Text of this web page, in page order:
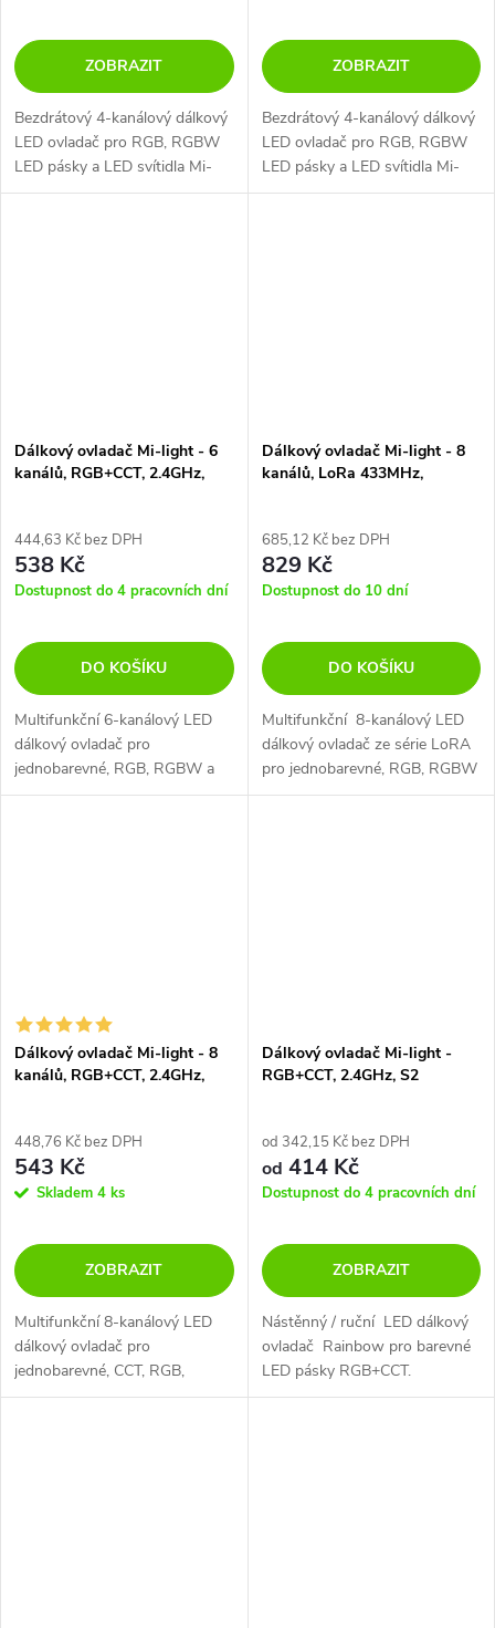
ZOBRAZIT
Bezdrátový 4-kanálový dálkový
LED ovladač pro RGB, RGBW
LED pásky a LED svítidla Mi-
Light.
ZOBRAZIT
Bezdrátový 4-kanálový dálkový
LED ovladač pro RGB, RGBW
LED pásky a LED svítidla Mi-
Light. Ovladač je vybaven plně
Dálkový ovladač Mi-light - 6
kanálů, RGB+CCT, 2.4GHz,
444,63 Kč bez DPH
538 Kč
Dostupnost do 4 pracovních dní
DO KOŠÍKU
Multifunkční 6-kanálový LED
dálkový ovladač pro
jednobarevné, RGB, RGBW a
RGB+CCT LED pásky a LED
Dálkový ovladač Mi-light - 8
kanálů, LoRa 433MHz,
685,12 Kč bez DPH
829 Kč
Dostupnost do 10 dní
DO KOŠÍKU
Multifunkční 8-kanálový LED
dálkový ovladač ze série LoRA
pro jednobarevné, RGB, RGBW
i RGB-CCT LED pásky a svítidla
Dálkový ovladač Mi-light - 8
kanálů, RGB+CCT, 2.4GHz,
448,76 Kč bez DPH
543 Kč
Skladem 4 ks
ZOBRAZIT
Multifunkční 8-kanálový LED
dálkový ovladač pro
jednobarevné, CCT, RGB,
RGBW, RGB-CCT pásky a
Dálkový ovladač Mi-light -
RGB+CCT, 2.4GHz, S2
od 342,15 Kč bez DPH
od 414 Kč
Dostupnost do 4 pracovních dní
ZOBRAZIT
Nástěnný / ruční LED dálkový
ovladač Rainbow pro barevné
LED pásky RGB+CCT.